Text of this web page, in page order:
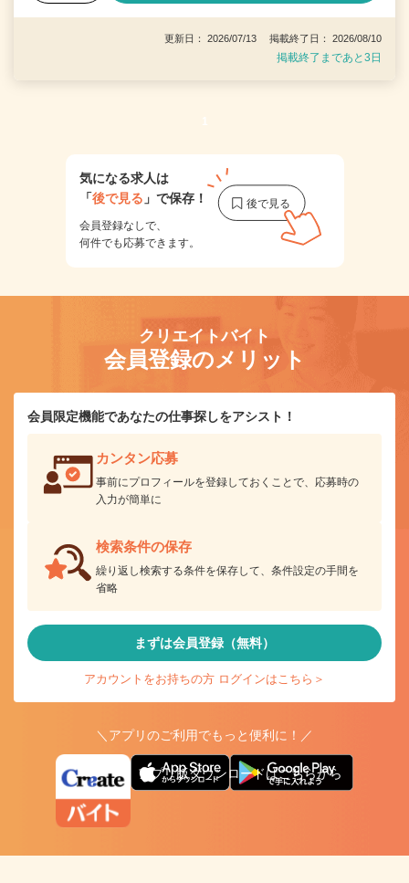
更新日： 2026/07/13 掲載終了日： 2026/08/10
掲載終了まであと3日
1
気になる求人は
「後で見る 」で保存！
会員登録なしで、
何件でも応募できます。
クリエイトバイト
会員登録のメリット
会員限定機能であなたの仕事探しをアシスト！
カンタン応募
事前にプロフィールを登録しておくことで、応募時の
入力が簡単に
検索条件の保存
繰り返し検索する条件を保存して、条件設定の手間を
省略
まずは会員登録（無料）
アカウントをお持ちの方 ログインはこちら＞
＼アプリのご利用でもっと便利に！／
アプリ版ダウンロードはこちらから